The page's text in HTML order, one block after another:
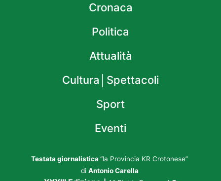
Cronaca
Politica
Attualità
Cultura│Spettacoli
Sport
Eventi
Testata giornalistica “la Provincia KR Crotonese”
di Antonio Carella